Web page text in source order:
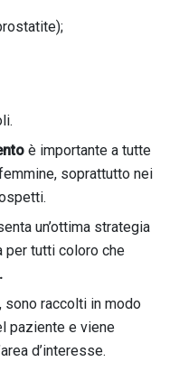
è importante a tutte
soprattutto nei
un’ottima strategia
per tutti coloro che
, sono raccolti in modo
paziente e viene
d’interesse.